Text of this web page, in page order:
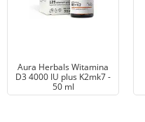
Aura Herbals Witamina
D3 4000 IU plus K2mk7 -
50 ml